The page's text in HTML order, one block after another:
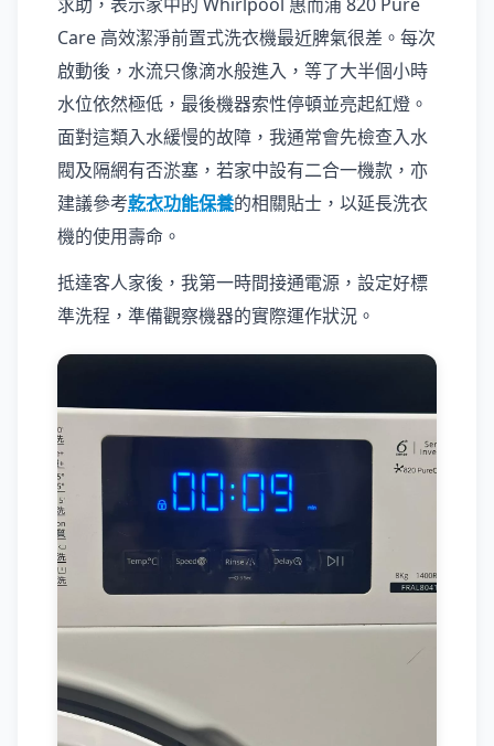
Care 高效潔淨前置式洗衣機最近脾氣很差。每次
啟動後，水流只像滴水般進入，等了大半個小時
水位依然極低，最後機器索性停頓並亮起紅燈。
面對這類入水緩慢的故障，我通常會先檢查入水
閥及隔網有否淤塞，若家中設有二合一機款，亦
建議參考乾衣功能保養的相關貼士，以延長洗衣
機的使用壽命。
抵達客人家後，我第一時間接通電源，設定好標
準洗程，準備觀察機器的實際運作狀況。